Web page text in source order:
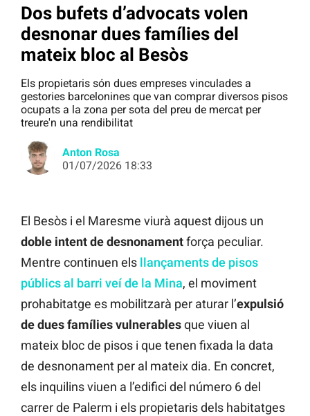
Dos bufets d’advocats volen
desnonar dues famílies del
mateix bloc al Besòs
Els propietaris són dues empreses vinculades a
gestories barcelonines que van comprar diversos pisos
ocupats a la zona per sota del preu de mercat per
treure'n una rendibilitat
Anton Rosa
01/07/2026 18:33
El Besòs i el Maresme viurà aquest dijous un
doble intent de desnonamentforça peculiar.
Mentre continuen els llançaments de pisos
públics al barri veí de la Mina, el moviment
prohabitatge es mobilitzarà per aturar l’expulsió
de dues famílies vulnerablesque viuen al
mateix bloc de pisos i que tenen fixada la data
de desnonament per al mateix dia. En concret,
els inquilins viuen a l’edifici del número 6 del
carrer de Palerm i els propietaris dels habitatges